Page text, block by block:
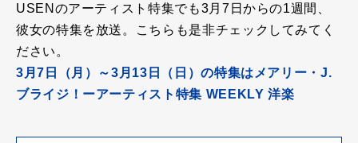
USENのアーティスト特集でも3月7日からの1週間、
彼女の特集を放送。こちらも是非チェックしてみてく
ださい。
3月7日（月）～3月13日（日）の特集はメアリー・J.
ブライジ！ーアーティスト特集 WEEKLY 洋楽